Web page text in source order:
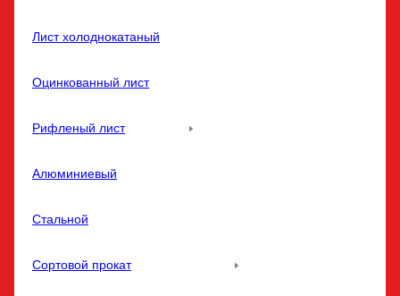
Лист холоднокатаный
Оцинкованный лист
Рифленый лист
Алюминиевый
Стальной
Сортовой прокат